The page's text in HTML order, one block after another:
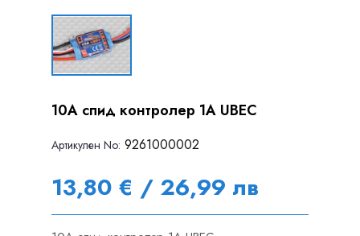
10A спид контролер 1A UBEC
Артикулен Nо: 9261000002
13,80 € / 26,99 лв